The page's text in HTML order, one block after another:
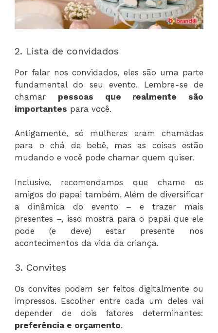
2. Lista de convidados
Por falar nos convidados, eles são uma parte
fundamental do seu evento. Lembre-se de
chamar pessoas que realmente são
importantes para você.
Antigamente, só mulheres eram chamadas
para o chá de bebê, mas as coisas estão
mudando e você pode chamar quem quiser.
Inclusive, recomendamos que chame os
amigos do papai também. Além de diversificar
a dinâmica do evento – e trazer mais
presentes –, isso mostra para o papai que ele
pode (e deve) estar presente nos
acontecimentos da vida da criança.
3. Convites
Os convites podem ser feitos digitalmente ou
impressos. Escolher entre cada um deles vai
depender de dois fatores determinantes:
preferência e orçamento.